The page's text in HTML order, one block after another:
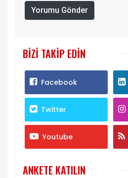
Yorumu Gönder
BIZI TAKIP EDIN
Facebook
Twitter
Youtube
ANKETE KATILIN